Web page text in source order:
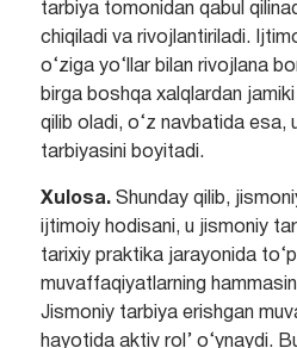
tarbiya tomonidan qabul
chiqiladi va rivojlantiriladi.
o‘ziga yo‘llar bilan rivojlana
birga boshqa xalqlardan
qilib oladi, o‘z navbatida esa,
tarbiyasini boyitadi.
Xulosa.Shunday qilib,
ijtimoiy hodisani, u jismoniy
tarixiy praktika jarayonida
muvaffaqiyatlarning
Jismoniy tarbiya erishgan
hayotida aktiv rol’ o‘ynaydi.